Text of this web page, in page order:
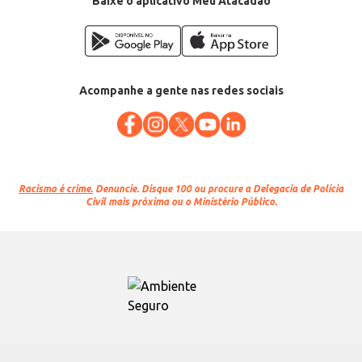
Acompanhe a gente nas redes sociais
Racismo é crime. Denuncie. Disque 100 ou procure a Delegacia de Polícia
Civil mais próxima ou o Ministério Público.